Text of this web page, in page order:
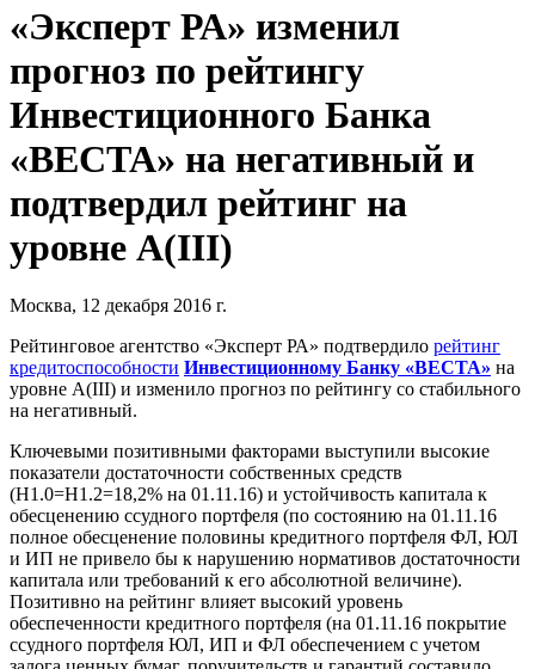
«Эксперт РА» изменил
прогноз по рейтингу
Инвестиционного Банка
«ВЕСТА» на негативный и
подтвердил рейтинг на
уровне A(III)
Москва, 12 декабря 2016 г.
Рейтинговое агентство «Эксперт РА» подтвердило рейтинг
кредитоспособности Инвестиционному Банку «ВЕСТА» на
уровне А(III) и изменило прогноз по рейтингу со стабильного
на негативный.
Ключевыми позитивными факторами выступили высокие
показатели достаточности собственных средств
(Н1.0=Н1.2=18,2% на 01.11.16) и устойчивость капитала к
обесценению ссудного портфеля (по состоянию на 01.11.16
полное обесценение половины кредитного портфеля ФЛ, ЮЛ
и ИП не привело бы к нарушению нормативов достаточности
капитала или требований к его абсолютной величине).
Позитивно на рейтинг влияет высокий уровень
обеспеченности кредитного портфеля (на 01.11.16 покрытие
ссудного портфеля ЮЛ, ИП и ФЛ обеспечением с учетом